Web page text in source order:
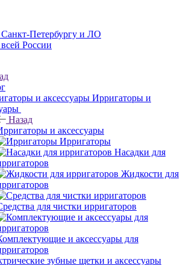
Петербургу и ЛО
России
Ирригаторы и
Назад
и аксессуары
Ирригаторы
Насадки для
Жидкости для
для чистки ирригаторов
и аксессуары для